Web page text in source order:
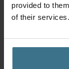
provided to
of their services.